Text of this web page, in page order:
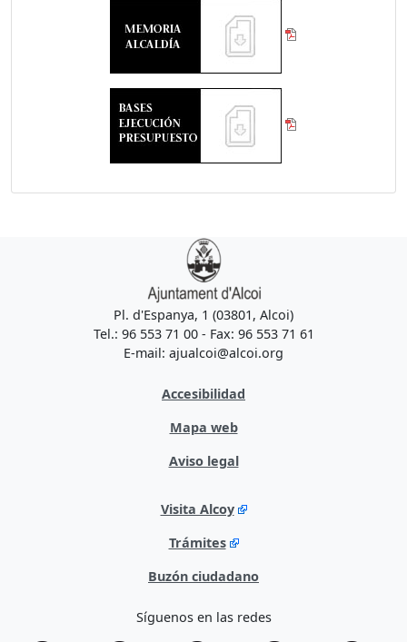
Pl. d'Espanya, 1 (03801, Alcoi)
Tel.: 96 553 71 00 - Fax: 96 553 71 61
E-mail: ajualcoi@alcoi.org
Accesibilidad
Mapa web
Aviso legal
Visita Alcoy
Trámites
Buzón ciudadano
Síguenos en las redes